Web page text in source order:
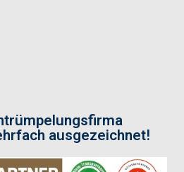
ausgezeichnet!